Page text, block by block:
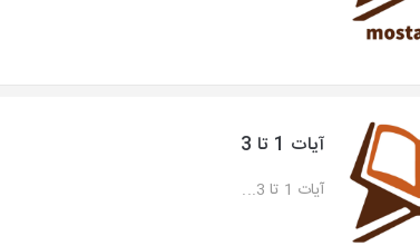
آیات 1 تا 3
آیات 1 تا 3...